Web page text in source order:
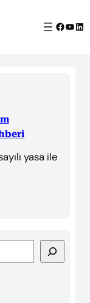
yasa ile